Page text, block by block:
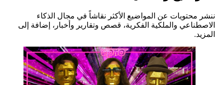
ننشر محتويات عن المواضيع الأكثر نقاشاً في مجال الذكاء
الاصطناعي والملكية الفكرية، قصص وتقارير وأخبار، إضافة إلى
المزيد.